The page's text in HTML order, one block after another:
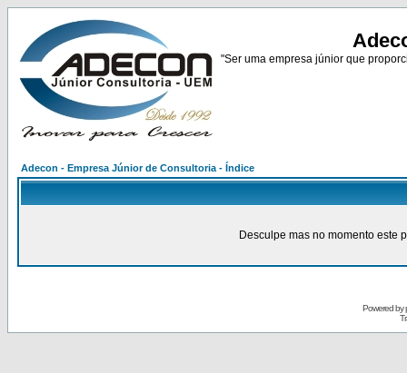
"Ser uma empresa júnior que
Adecon - Empresa Júnior de Consultoria - Índice
Desculpe mas no momento este
Powered by